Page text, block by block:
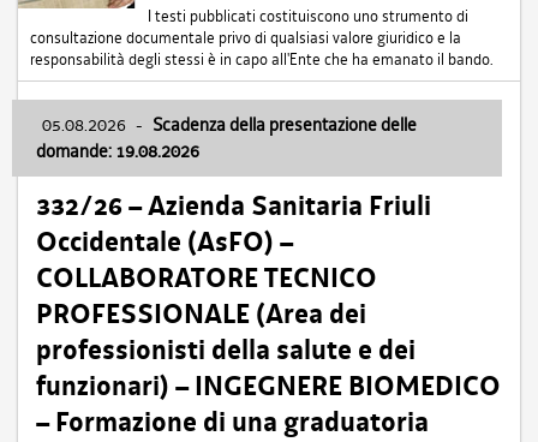
I testi pubblicati costituiscono uno strumento di
consultazione documentale privo di qualsiasi valore giuridico e la
responsabilità degli stessi è in capo all'Ente che ha emanato il bando.
05.08.2026 - Scadenza della presentazione delle
domande: 19.08.2026
332/26 – Azienda Sanitaria Friuli
Occidentale (AsFO) –
COLLABORATORE TECNICO
PROFESSIONALE (Area dei
professionisti della salute e dei
funzionari) – INGEGNERE BIOMEDICO
– Formazione di una graduatoria